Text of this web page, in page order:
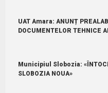
UAT Amara: ANUNȚ
DOCUMENTELOR TEHNICE
Municipiul Slobozia:
SLOBOZIA NOUA»